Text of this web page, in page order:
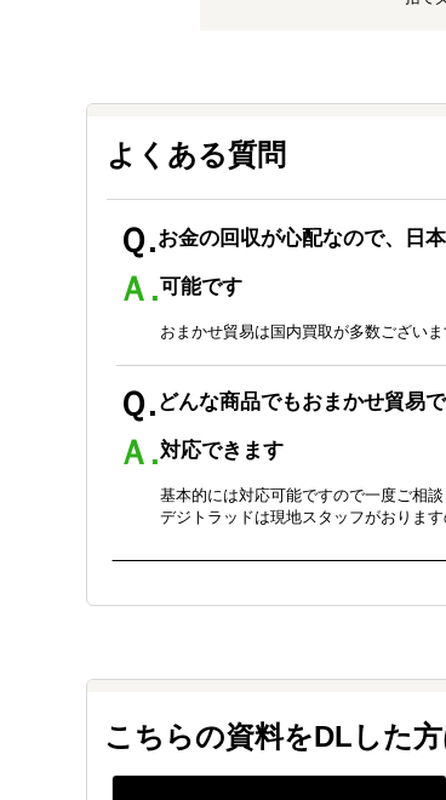
よくある質問
Ｑ.お金の回収が心配なので、日
Ａ.可能です
おまかせ貿易は国内買取が多数ござい
Ｑ. どんな商品でもおまかせ貿易
Ａ.対応できます
基本的には対応可能ですので一度ご相談
デジトラッドは現地スタッフがおりま
まったく外国語が話せないが
外国語が必要な業務はおまかせ貿易で
Ｑ.販売先はどのエリアに対応し
こちらの資料をDLした